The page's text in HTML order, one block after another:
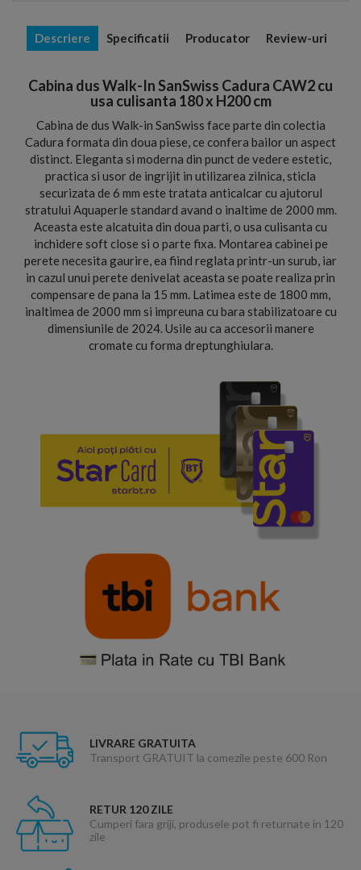
Descriere Specificatii Producator Review-uri
Cabina dus Walk-In SanSwiss Cadura CAW2 cu
usa culisanta 180 x H200 cm
Cabina de dus Walk-in SanSwiss face parte din colectia
Cadura formata din doua piese, ce confera bailor un aspect
distinct. Eleganta si moderna din punct de vedere estetic,
practica si usor de ingrijit in utilizarea zilnica, sticla
securizata de 6 mm este tratata anticalcar cu ajutorul
stratului Aquaperle standard avand o inaltime de 2000 mm.
Aceasta este alcatuita din doua parti, o usa culisanta cu
inchidere soft close si o parte fixa. Montarea cabinei pe
perete necesita gaurire, ea fiind reglata printr-un surub, iar
in cazul unui perete denivelat aceasta se poate realiza prin
compensare de pana la 15 mm. Latimea este de 1800 mm,
inaltimea de 2000 mm si impreuna cu bara stabilizatoare cu
dimensiunile de 2024. Usile au ca accesorii manere
cromate cu forma dreptunghiulara.
LIVRARE GRATUITA
Transport GRATUIT la comezile peste 600 Ron
RETUR 120 ZILE
Cumperi fara griji, produsele pot fi returnate in 120
zile